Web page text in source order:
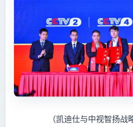
（凯迪仕与中视智扬战